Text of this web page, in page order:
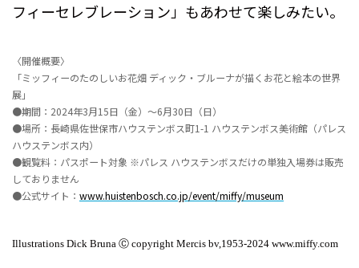
フィーセレブレーション」もあわせて楽しみたい。
〈開催概要〉
「ミッフィーのたのしいお花畑 ディック・ブルーナが描くお花と絵本の世界
展」
●期間：2024年3月15日（金）～6月30日（日）
●場所：長崎県佐世保市ハウステンボス町1-1 ハウステンボス美術館（パレス
ハウステンボス内）
●観覧料：パスポート対象 ※パレス ハウステンボスだけの単独入場券は販売
しておりません
●公式サイト： www.huistenbosch.co.jp/event/miffy/museum
Illustrations Dick Bruna Ⓒ copyright Mercis bv,1953-2024 www.miffy.com